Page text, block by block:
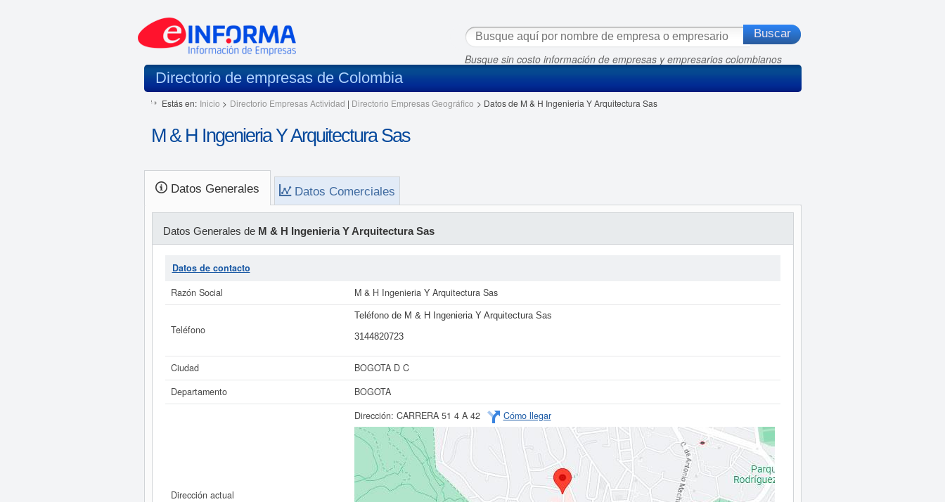
Busque sin costo información de empresas y empresarios colombianos
Directorio de empresas de Colombia
Estás en: Inicio > Directorio Empresas Actividad | Directorio Empresas Geográfico > Datos de M & H Ingenieria Y Arquitectura Sas
M & H Ingenieria Y Arquitectura Sas
Datos Generales Datos Comerciales
Datos Generales de M & H Ingenieria Y Arquitectura Sas
Datos de contacto
Razón Social
M & H Ingenieria Y Arquitectura Sas
Teléfono
Teléfono de M & H Ingenieria Y Arquitectura Sas
3144820723
Ciudad
BOGOTA D C
Departamento
BOGOTA
Dirección actual
Dirección: CARRERA 51 4 A 42 Cómo llegar